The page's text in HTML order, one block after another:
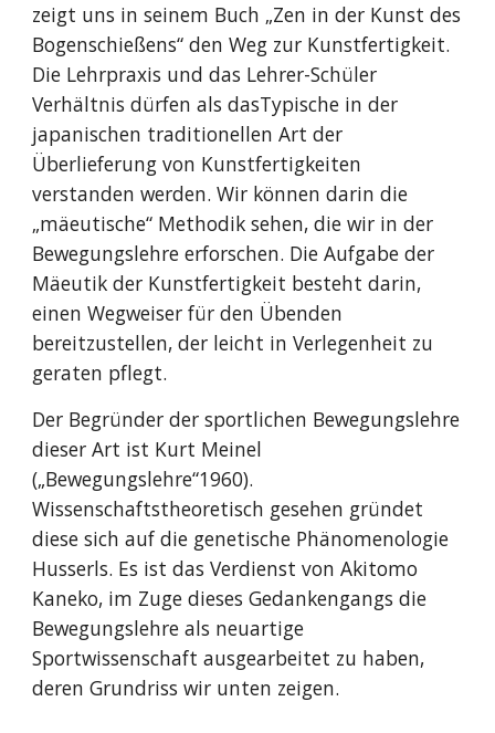
zeigt uns in seinem Buch „Zen in der Kunst des
Bogenschießens“ den Weg zur Kunstfertigkeit.
Die Lehrpraxis und das Lehrer-Schüler
Verhältnis dürfen als dasTypische in der
japanischen traditionellen Art der
Überlieferung von Kunstfertigkeiten
verstanden werden. Wir können darin die
„mäeutische“ Methodik sehen, die wir in der
Bewegungslehre erforschen. Die Aufgabe der
Mäeutik der Kunstfertigkeit besteht darin,
einen Wegweiser für den Übenden
bereitzustellen, der leicht in Verlegenheit zu
geraten pflegt.
Der Begründer der sportlichen Bewegungslehre
dieser Art ist Kurt Meinel
(„Bewegungslehre“1960).
Wissenschaftstheoretisch gesehen gründet
diese sich auf die genetische Phänomenologie
Husserls. Es ist das Verdienst von Akitomo
Kaneko, im Zuge dieses Gedankengangs die
Bewegungslehre als neuartige
Sportwissenschaft ausgearbeitet zu haben,
deren Grundriss wir unten zeigen.